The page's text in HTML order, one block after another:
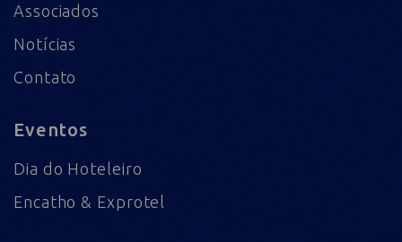
Associados
Notícias
Contato
Eventos
Dia do Hoteleiro
Encatho & Exprotel